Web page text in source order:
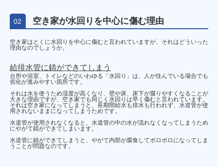
02 空き家が水回りを中心に傷む理由
空き家はとくに水回りを中心に傷むと言われていますが、それはどういった
理由なのでしょうか。
給排水管に錆ができてしまう
台所や浴室、トイレなどのいわゆる「水回り」は、人が住んでいる場合でも
劣化が進みやすい箇所です。
それは水を使うため湿度が高くなり、壁や床、床下が腐りやすくなることが
大きな理由ですが、空き家でも同じく水回りは早く傷むと言われています。
それは空き家になってしまうと、長期間給水も排水も行われず、水道管が使
用されないままになってしまうためです。
水道管が使用されなくなると、水道管の中の水が流れなくなってしまうため
にやがて錆ができてしまいます。
水道管に錆ができてしまうと、やがて内部が腐食してボロボロになってしま
うことが問題なのです。